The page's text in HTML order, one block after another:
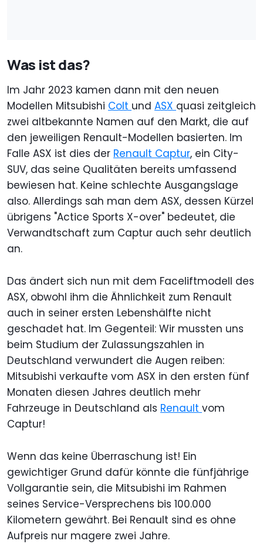
Was ist das?
Im Jahr 2023 kamen dann mit den neuen
Modellen Mitsubishi Colt und ASX quasi zeitgleich
zwei altbekannte Namen auf den Markt, die auf
den jeweiligen Renault-Modellen basierten. Im
Falle ASX ist dies der Renault Captur, ein City-
SUV, das seine Qualitäten bereits umfassend
bewiesen hat. Keine schlechte Ausgangslage
also. Allerdings sah man dem ASX, dessen Kürzel
übrigens "Actice Sports X-over" bedeutet, die
Verwandtschaft zum Captur auch sehr deutlich
an.
Das ändert sich nun mit dem Faceliftmodell des
ASX, obwohl ihm die Ähnlichkeit zum Renault
auch in seiner ersten Lebenshälfte nicht
geschadet hat. Im Gegenteil: Wir mussten uns
beim Studium der Zulassungszahlen in
Deutschland verwundert die Augen reiben:
Mitsubishi verkaufte vom ASX in den ersten fünf
Monaten diesen Jahres deutlich mehr
Fahrzeuge in Deutschland als Renault vom
Captur!
Wenn das keine Überraschung ist! Ein
gewichtiger Grund dafür könnte die fünfjährige
Vollgarantie sein, die Mitsubishi im Rahmen
seines Service-Versprechens bis 100.000
Kilometern gewährt. Bei Renault sind es ohne
Aufpreis nur magere zwei Jahre.